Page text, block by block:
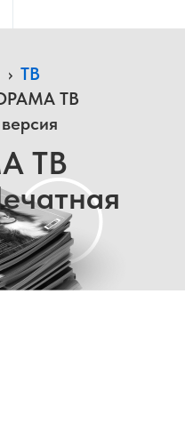
› ТВ
ТВ
ТВ